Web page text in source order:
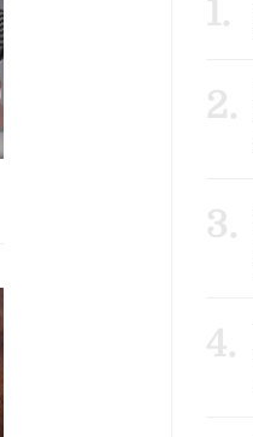
1.
2.
3.
4.